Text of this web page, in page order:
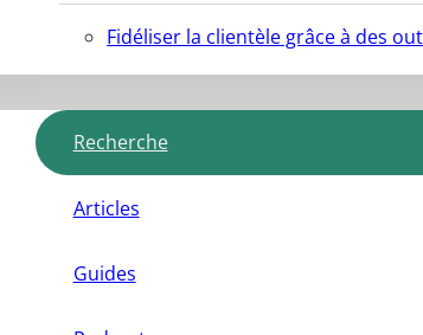
Fidéliser la clientèle grâce à des
Recherche
Articles
Guides